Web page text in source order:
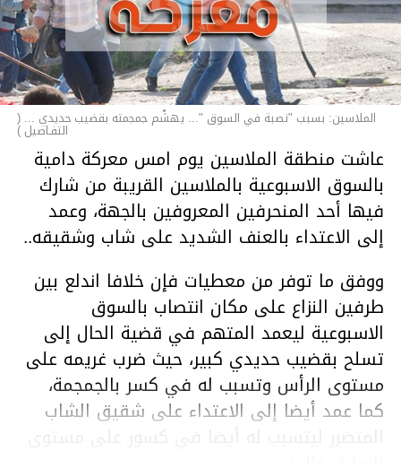
الملاسين: بسبب "نصبة في السوق "... يهشّم جمجمته بقضيب حديدي ... (
التفـاصيل )
عاشت منطقة الملاسين يوم امس معركة دامية
بالسوق الاسبوعية بالملاسين القريبة من شارك
فيها أحد المنحرفين المعروفين بالجهة، وعمد
إلى الاعتداء بالعنف الشديد على شاب وشقيقه..
ووفق ما توفر من معطيات فإن خلافا اندلع بين
طرفين النزاع على مكان انتصاب بالسوق
الاسبوعية ليعمد المتهم في قضية الحال إلى
تسلح بقضيب حديدي كبير، حيث ضرب غريمه على
مستوى الرأس وتسبب له في كسر بالجمجمة،
كما عمد أيضا إلى الاعتداء على شقيق الشاب
المتضرر ليتسبب له أيضا في كسور على مستوى